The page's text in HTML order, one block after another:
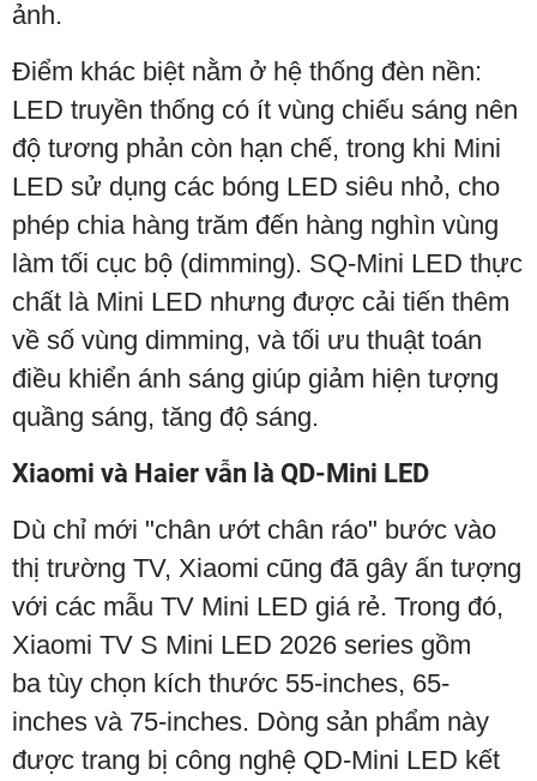
ảnh.
Điểm khác biệt nằm ở hệ thống đèn nền:
LED truyền thống có ít vùng chiếu sáng nên
độ tương phản còn hạn chế, trong khi Mini
LED sử dụng các bóng LED siêu nhỏ, cho
phép chia hàng trăm đến hàng nghìn vùng
làm tối cục bộ (dimming). SQ-Mini LED thực
chất là Mini LED nhưng được cải tiến thêm
về số vùng dimming, và tối ưu thuật toán
điều khiển ánh sáng giúp giảm hiện tượng
quầng sáng, tăng độ sáng.
Xiaomi và Haier vẫn là QD-Mini LED
Dù chỉ mới "chân ướt chân ráo" bước vào
thị trường TV, Xiaomi cũng đã gây ấn tượng
với các mẫu TV Mini LED giá rẻ. Trong đó,
Xiaomi TV S Mini LED 2026 series gồm
ba tùy chọn kích thước 55-inches, 65-
inches và 75-inches. Dòng sản phẩm này
được trang bị công nghệ QD-Mini LED kết